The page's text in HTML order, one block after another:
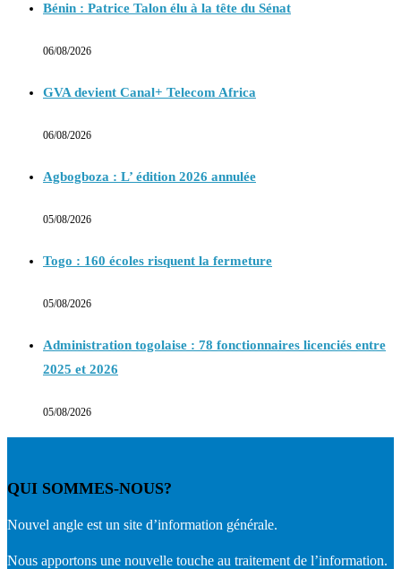
Bénin : Patrice Talon élu à la tête du Sénat
06/08/2026
GVA devient Canal+ Telecom Africa
06/08/2026
Agbogboza : L’ édition 2026 annulée
05/08/2026
Togo : 160 écoles risquent la fermeture
05/08/2026
Administration togolaise : 78 fonctionnaires licenciés entre
2025 et 2026
05/08/2026
QUI SOMMES-NOUS?
Nouvel angle est un site d’information générale.
Nous apportons une nouvelle touche au traitement de l’information.